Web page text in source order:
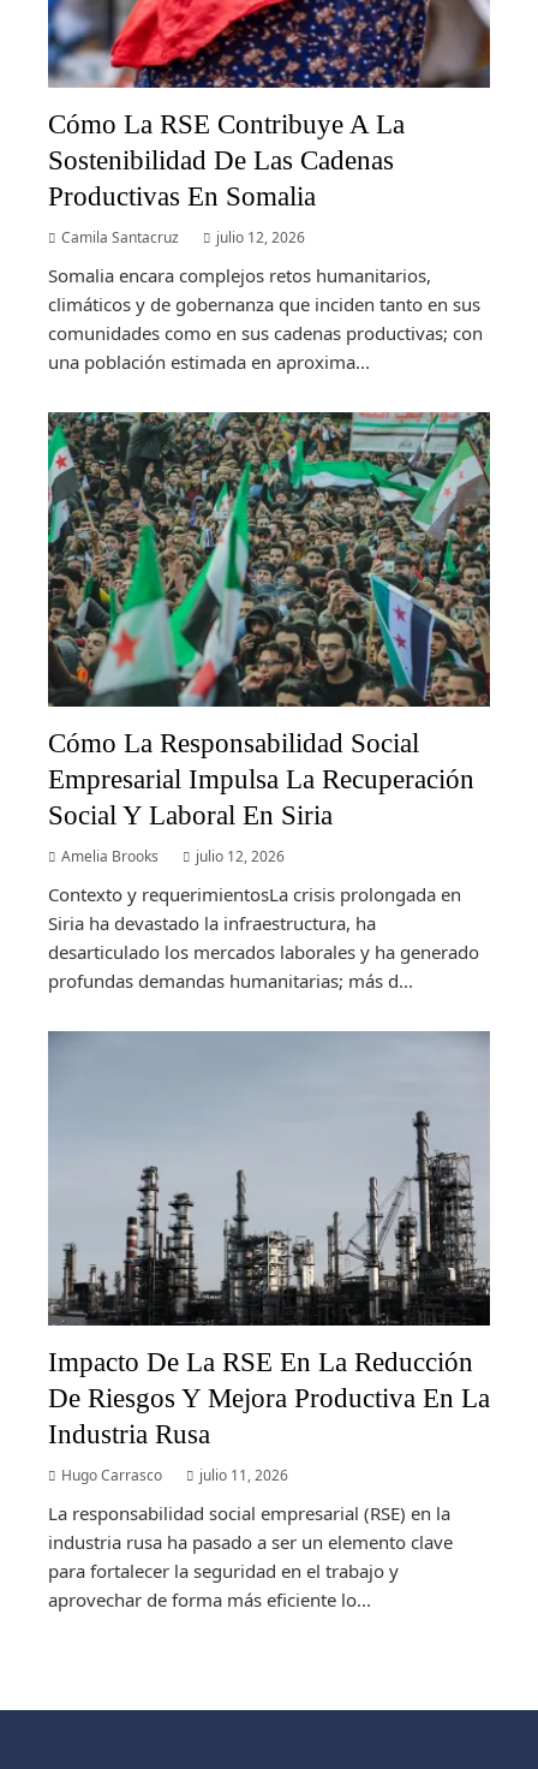
Cómo La RSE Contribuye A La
Sostenibilidad De Las Cadenas
Productivas En Somalia
Camila Santacruz julio 12, 2026
Somalia encara complejos retos humanitarios,
climáticos y de gobernanza que inciden tanto en sus
comunidades como en sus cadenas productivas; con
una población estimada en aproxima...
Cómo La Responsabilidad Social
Empresarial Impulsa La Recuperación
Social Y Laboral En Siria
Amelia Brooks julio 12, 2026
Contexto y requerimientosLa crisis prolongada en
Siria ha devastado la infraestructura, ha
desarticulado los mercados laborales y ha generado
profundas demandas humanitarias; más d...
Impacto De La RSE En La Reducción
De Riesgos Y Mejora Productiva En La
Industria Rusa
Hugo Carrasco julio 11, 2026
La responsabilidad social empresarial (RSE) en la
industria rusa ha pasado a ser un elemento clave
para fortalecer la seguridad en el trabajo y
aprovechar de forma más eficiente lo...